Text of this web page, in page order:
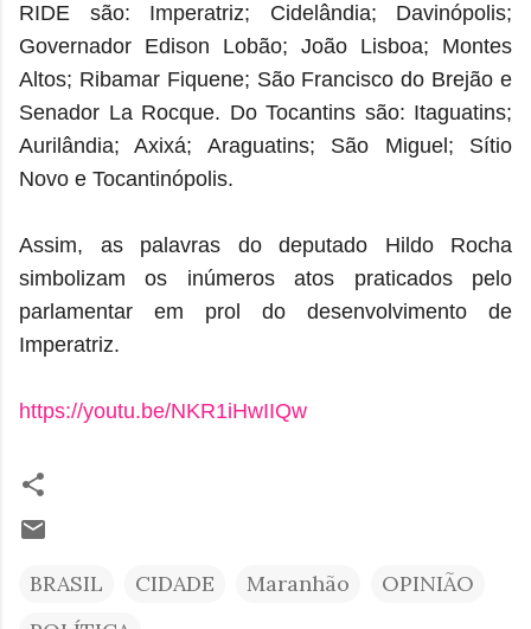
RIDE são: Imperatriz; Cidelândia; Davinópolis;
Governador Edison Lobão; João Lisboa; Montes
Altos; Ribamar Fiquene; São Francisco do Brejão e
Senador La Rocque. Do Tocantins são: Itaguatins;
Aurilândia; Axixá; Araguatins; São Miguel; Sítio
Novo e Tocantinópolis.
Assim, as palavras do deputado Hildo Rocha
simbolizam os inúmeros atos praticados pelo
parlamentar em prol do desenvolvimento de
Imperatriz.
https://youtu.be/NKR1iHwIIQw
BRASIL CIDADE Maranhão
OPINIÃO